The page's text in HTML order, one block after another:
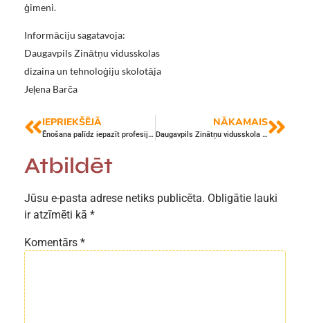
ģimeni.
Informāciju sagatavoja:
Daugavpils Zinātņu vidusskolas
dizaina un tehnoloģiju skolotāja
Jeļena Barča
IEPRIEKŠĒJĀ
Ēnošana palīdz iepazīt profesijas
NĀKAMAIS
Daugavpils Zinātņu vidusskola ēno!
Atbildēt
Jūsu e-pasta adrese netiks publicēta. Obligātie lauki
ir atzīmēti kā *
Komentārs *